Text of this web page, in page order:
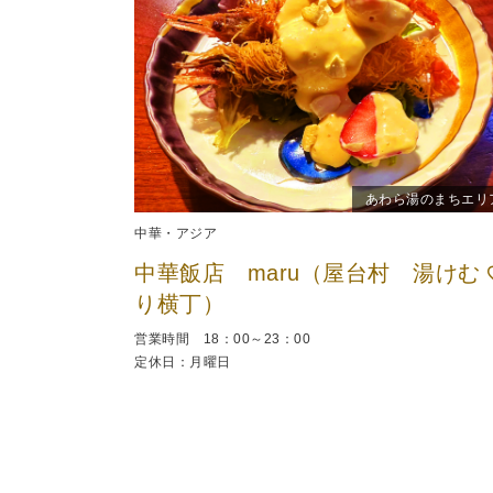
あわら湯のまちエリ
中華・アジア
中華飯店 maru（屋台村 湯けむ
り横丁）
営業時間 18：00～23：00
定休日：月曜日